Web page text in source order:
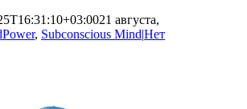
21 августа,
, Subconscious Mind|Нет